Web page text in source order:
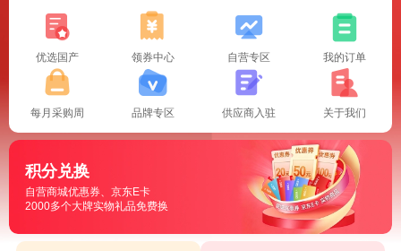
优选国产 领券中心 自营专区 我的订单
每月采购周 品牌专区 供应商入驻 关于我们
积分兑换
自营商城优惠券、京东E卡
2000多个大牌实物礼品免费换